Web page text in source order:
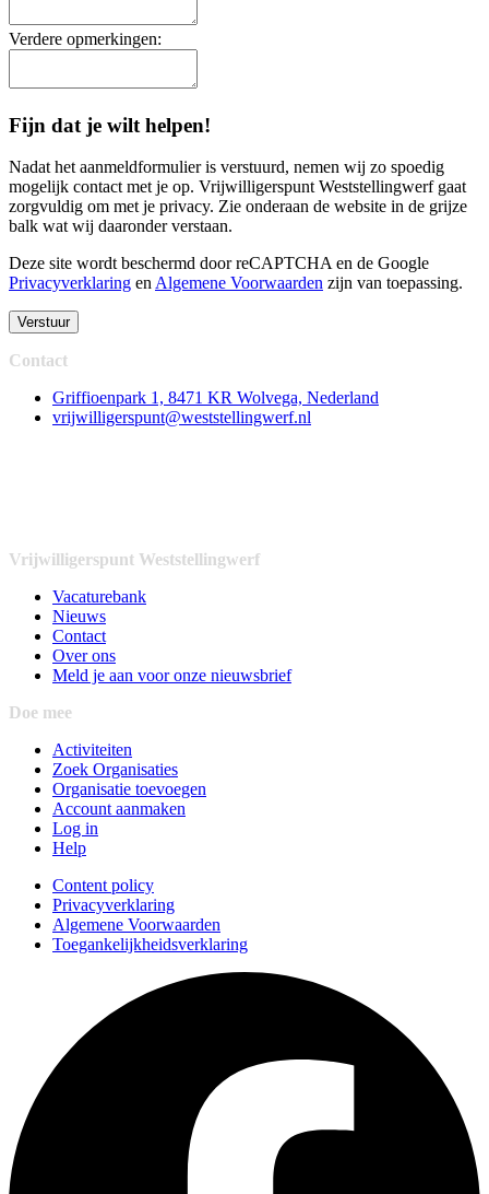
Verdere opmerkingen:
Fijn dat je wilt helpen!
Nadat het aanmeldformulier is verstuurd, nemen wij zo spoedig
mogelijk contact met je op. Vrijwilligerspunt Weststellingwerf gaat
zorgvuldig om met je privacy. Zie onderaan de website in de grijze
balk wat wij daaronder verstaan.
Deze site wordt beschermd door reCAPTCHA en de Google
Privacyverklaring enAlgemene Voorwaarden zijn van toepassing.
Verstuur
Contact
Griffioenpark 1, 8471 KR Wolvega, Nederland
vrijwilligerspunt@weststellingwerf.nl
Vrijwilligerspunt Weststellingwerf
Vacaturebank
Nieuws
Contact
Over ons
Meld je aan voor onze nieuwsbrief
Doe mee
Activiteiten
Zoek Organisaties
Organisatie toevoegen
Account aanmaken
Log in
Help
Content policy
Privacyverklaring
Algemene Voorwaarden
Toegankelijkheidsverklaring